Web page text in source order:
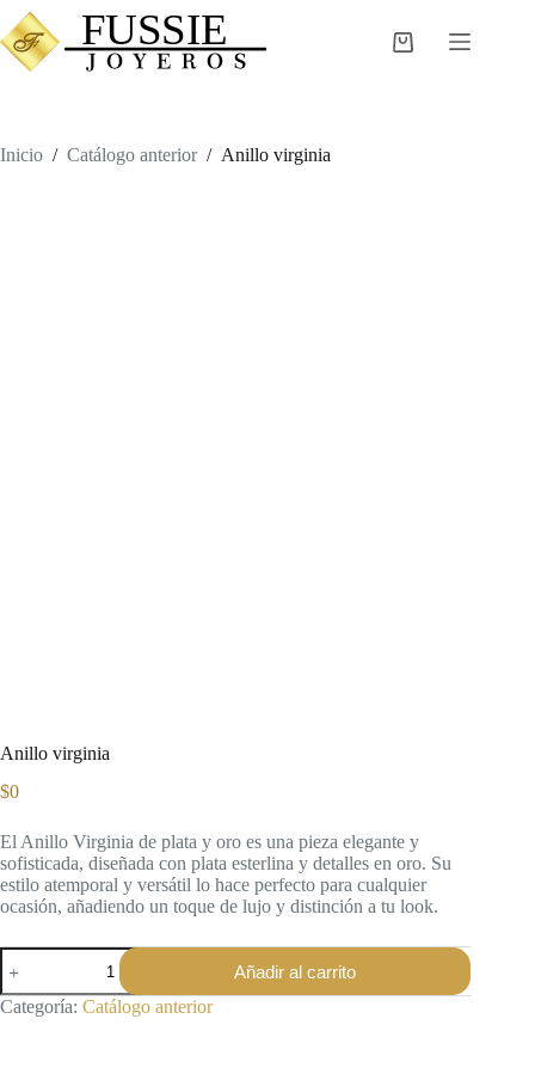
Saltar
al
contenido
Carro
Inicio / Catálogo anterior / Anillo virginia
Anillo virginia
$0
El Anillo Virginia de plata y oro es una pieza elegante y
sofisticada, diseñada con plata esterlina y detalles en oro. Su
estilo atemporal y versátil lo hace perfecto para cualquier
ocasión, añadiendo un toque de lujo y distinción a tu look.
Anillo
virginia
cantidad
Añadir al carrito
Categoría: Catálogo anterior